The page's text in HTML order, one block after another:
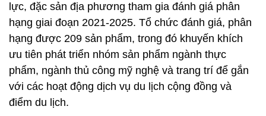
lực, đặc sản địa phương tham gia đánh giá phân
hạng giai đoạn 2021-2025. Tổ chức đánh giá, phân
hạng được 209 sản phẩm, trong đó khuyến khích
ưu tiên phát triển nhóm sản phẩm ngành thực
phẩm, ngành thủ công mỹ nghệ và trang trí để gắn
với các hoạt động dịch vụ du lịch cộng đồng và
điểm du lịch.